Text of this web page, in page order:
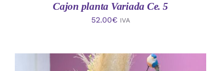
Cajon planta Variada Ce. 5
52.00€ IVA